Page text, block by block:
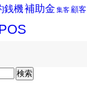
銭機補助金 集客顧客